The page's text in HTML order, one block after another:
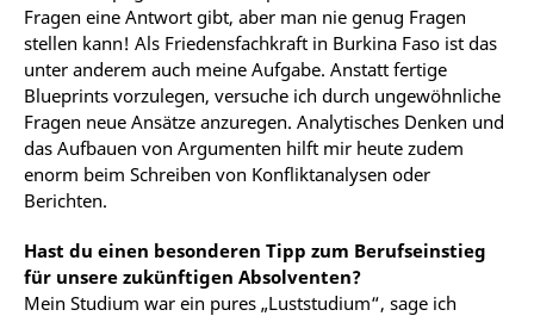
Fragen eine Antwort gibt, aber man nie genug Fragen
stellen kann! Als Friedensfachkraft in Burkina Faso ist das
unter anderem auch meine Aufgabe. Anstatt fertige
Blueprints vorzulegen, versuche ich durch ungewöhnliche
Fragen neue Ansätze anzuregen. Analytisches Denken und
das Aufbauen von Argumenten hilft mir heute zudem
enorm beim Schreiben von Konfliktanalysen oder
Berichten.
Hast du einen besonderen Tipp zum Berufseinstieg
für unsere zukünftigen Absolventen?
Mein Studium war ein pures „Luststudium“, sage ich